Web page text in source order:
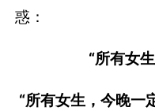
惑：
“所有女
“所有女生，今晚